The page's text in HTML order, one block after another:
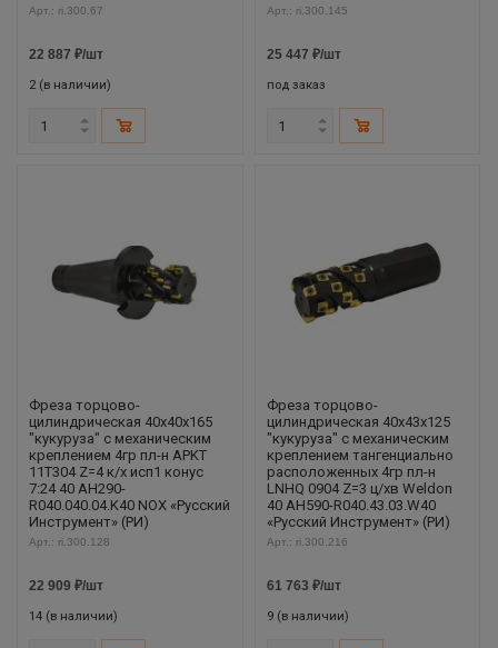
Арт.: ri.300.67
22 887 ₽/шт
2 (в наличии)
Арт.: ri.300.145
25 447 ₽/шт
под заказ
Фреза торцово-
цилиндрическая 40x40x165
"кукуруза" с механическим
креплением 4гр пл-н APKT
11T304 Z=4 к/х исп1 конус
7:24 40 AH290-
R040.040.04.K40 NOX «Русский
Инструмент» (РИ)
Арт.: ri.300.128
22 909 ₽/шт
14 (в наличии)
Фреза торцово-
цилиндрическая 40x43x125
"кукуруза" с механическим
креплением тангенциально
расположенных 4гр пл-н
LNHQ 0904 Z=3 ц/хв Weldon
40 AH590-R040.43.03.W40
«Русский Инструмент» (РИ)
Арт.: ri.300.216
61 763 ₽/шт
9 (в наличии)